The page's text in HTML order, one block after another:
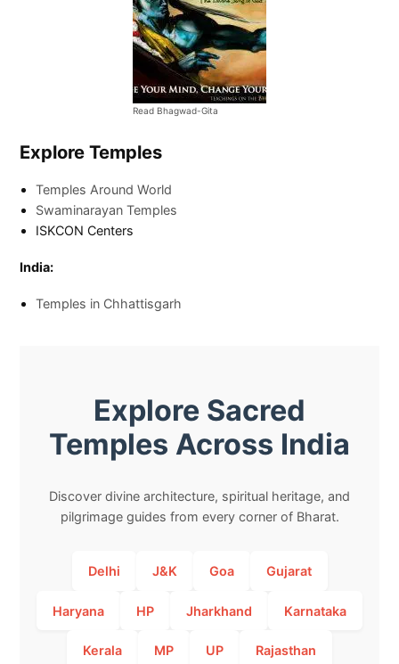
Read Bhagwad-Gita
Explore Temples
Temples Around World
Swaminarayan Temples
ISKCON Centers
India:
Temples in Chhattisgarh
Explore Sacred
Temples Across India
Discover divine architecture, spiritual heritage, and
pilgrimage guides from every corner of Bharat.
Delhi J&K Goa Gujarat
Haryana HP Jharkhand Karnataka
Kerala MP UP Rajasthan